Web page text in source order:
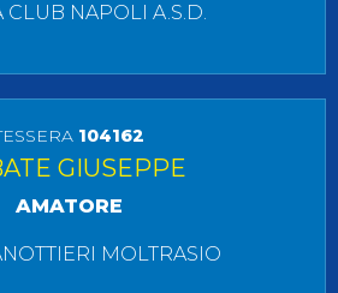
CLUB NAPOLI A.S.D.
104162
GIUSEPPE
AMATORE
MOLTRASIO